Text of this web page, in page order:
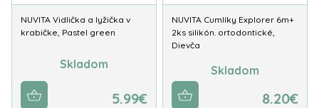
NUVITA Vidlička a lyžička v
krabičke, Pastel green
Skladom
5.99€
NUVITA Cumlíky Explorer 6m+
2ks silikón. ortodontické,
Dievča
Skladom
8.20€